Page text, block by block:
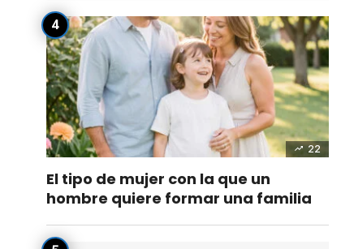
22
El tipo de mujer con la que un
hombre quiere formar una familia